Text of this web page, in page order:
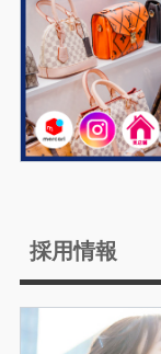
採用情報